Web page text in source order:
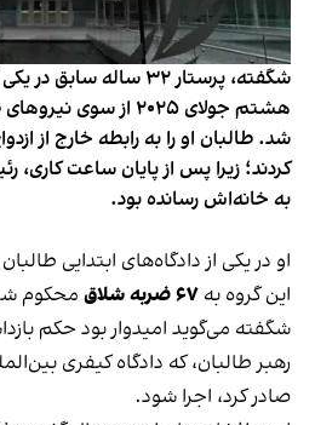
شگفته، پرستار ۳۲ ساله
هشتم جولای ۲۰۲۵ از
شد. طالبان او را به رابطه خارج از
کردند؛ زیرا پس از پایان ساعت کاری،
به خانه‌اش رسانده بود.
او در یکی از دادگاه‌های ابتدایی
این گروه به ۶۷ ضربه شلاق
محکوم
شگفته می‌گوید امیدوار بود حکم
رهبر طالبان، که دادگاه کیفری
صادر کرد، اجرا شود.